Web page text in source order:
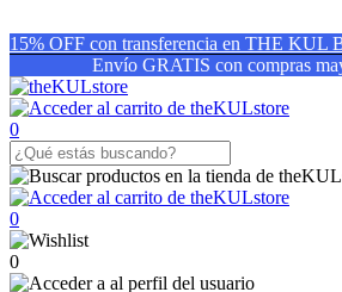
15% OFF con transferencia en THE KUL
Envío GRATIS con compras
0
0
0